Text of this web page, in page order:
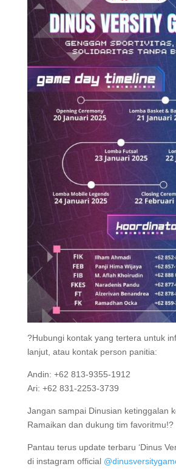
?Hubungi kontak yang tertera untuk
lanjut, atau kontak person panitia:
Andin: +62 813-9355-1912
Ari: +62 831-2253-3739
Jangan sampai Dinusian ketinggalan
Ramaikan dan dukung tim favoritmu!?
Pantau terus update terbaru ‘Dinus
di instagram official